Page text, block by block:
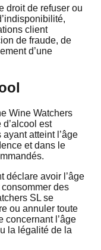
droit de refuser ou
client
de fraude, de
d’une
Wine Watchers
d’alcool est
atteint l’âge
et dans le
déclare avoir l’âge
des
SL se
ou annuler toute
concernant l’âge
la légalité de la